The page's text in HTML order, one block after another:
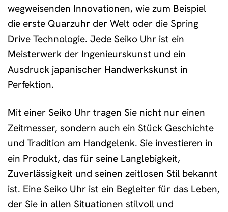
wegweisenden Innovationen, wie zum Beispiel
die erste Quarzuhr der Welt oder die Spring
Drive Technologie. Jede Seiko Uhr ist ein
Meisterwerk der Ingenieurskunst und ein
Ausdruck japanischer Handwerkskunst in
Perfektion.
Mit einer Seiko Uhr tragen Sie nicht nur einen
Zeitmesser, sondern auch ein Stück Geschichte
und Tradition am Handgelenk. Sie investieren in
ein Produkt, das für seine Langlebigkeit,
Zuverlässigkeit und seinen zeitlosen Stil bekannt
ist. Eine Seiko Uhr ist ein Begleiter für das Leben,
der Sie in allen Situationen stilvoll und